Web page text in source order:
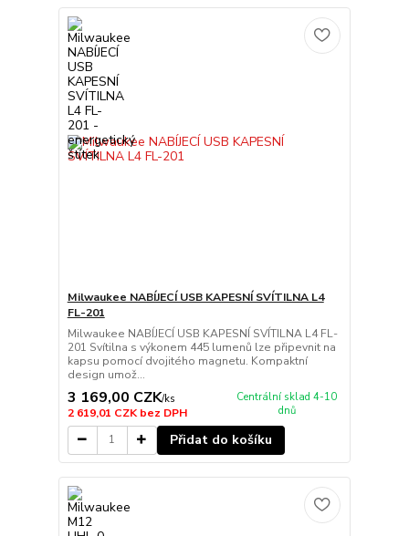
Milwaukee NABÍJECÍ USB KAPESNÍ SVÍTILNA L4
FL-201
Milwaukee NABÍJECÍ USB KAPESNÍ SVÍTILNA L4 FL-
201 Svítilna s výkonem 445 lumenů lze připevnit na
kapsu pomocí dvojitého magnetu. Kompaktní
design umož...
3 169,00 CZK/ks
2 619,01 CZKbez DPH
Centrální sklad 4-10
dnů
Přidat do košíku